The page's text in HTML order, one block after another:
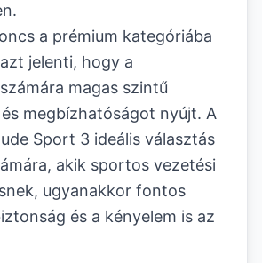
a prémium kategóriába
jelenti, hogy a
magas szintű
megbízhatóságot nyújt. A
Sport 3 ideális választás
akik sportos vezetési
ugyanakkor fontos
és a kényelem is az